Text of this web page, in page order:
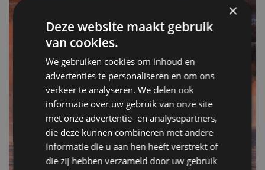
×
Deze website maakt gebruik
van cookies.
We gebruiken cookies om inhoud en
advertenties te personaliseren en om ons
verkeer te analyseren. We delen ook
informatie over uw gebruik van onze site
met onze advertentie- en analysepartners,
die deze kunnen combineren met andere
informatie die u aan hen heeft verstrekt of
die zij hebben verzameld door uw gebruik